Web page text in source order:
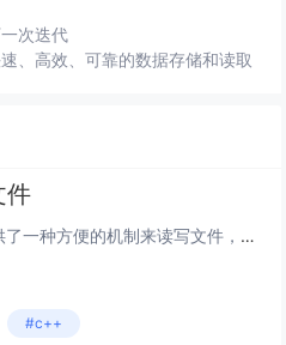
次迭代
、高效、可靠的数据存储和读取
件
一、文件流介绍 C++文件流提供了一种方便的机制来读写文件，并且支持二进制和文本格式的文件。流是一种抽象的数据类型，用于...
#c++